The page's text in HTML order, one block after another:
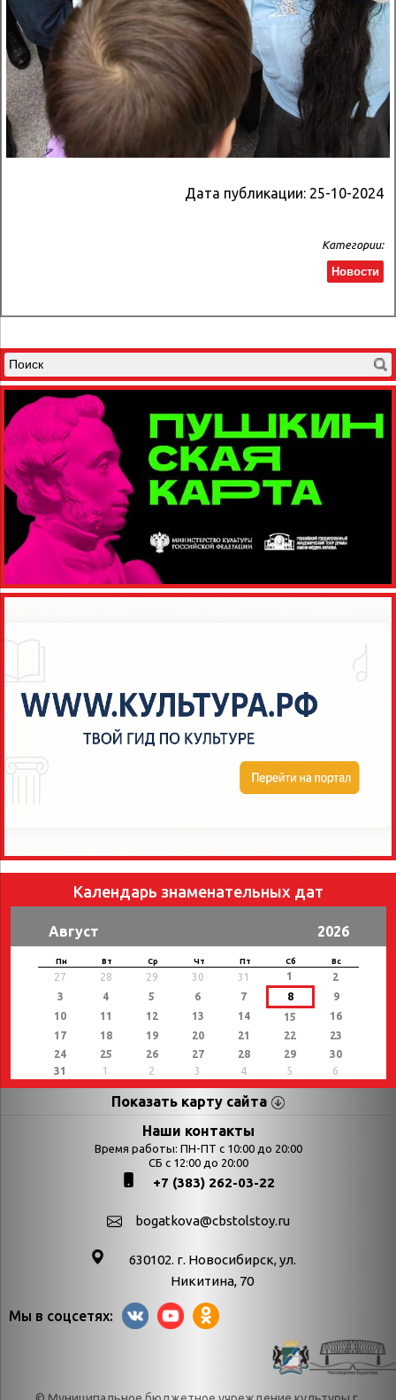
Дата публикации: 25-10-2024
Категории:
Новости
Календарь знаменательных дат
Август 2026
Пн Вт Ср Чт Пт Сб Вс
27 28 29 30 31 1
2
3
4 5 6 7 8
9
10
11 12 13 14 15
16
17
18 19 20 21 22
23
24
25 26 27 28 29
30
31
1 2 3 4 5 6
Показать карту сайта
Страницы Категории
Календарь
Богатков
Выставки
День в истории
День в истории.
День в истории.
Декабрь
День в истории.
Наши контакты
Время работы: ПН-ПТ с 10:00 до 20:00
СБ с 12:00 до 20:00
+7 (383) 262-03-22
bogatkova@cbstolstoy.ru
630102. г. Новосибирск, ул.
Никитина, 70
Мы в соцсетях: